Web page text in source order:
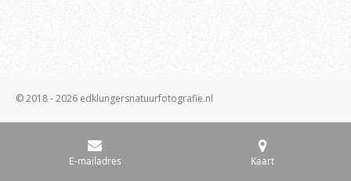
© 2018 - 2026 edklungersnatuurfotografie.nl
E-mailadres Kaart